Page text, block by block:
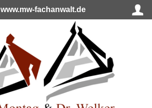
www.mw-fachanwalt.de